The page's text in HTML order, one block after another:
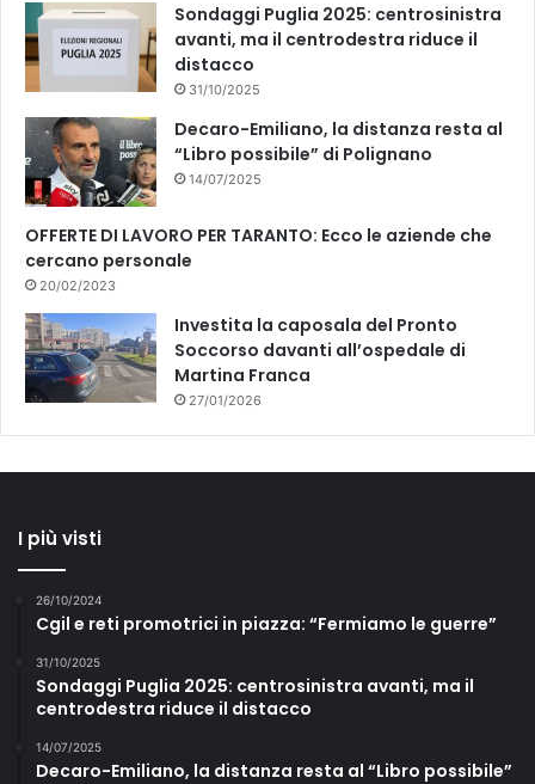
Sondaggi Puglia 2025: centrosinistra
avanti, ma il centrodestra riduce il
distacco
31/10/2025
Decaro-Emiliano, la distanza resta al
“Libro possibile” di Polignano
14/07/2025
OFFERTE DI LAVORO PER TARANTO: Ecco le aziende che
cercano personale
20/02/2023
Investita la caposala del Pronto
Soccorso davanti all’ospedale di
Martina Franca
27/01/2026
I più visti
26/10/2024
Cgil e reti promotrici in piazza: “Fermiamo le guerre”
31/10/2025
Sondaggi Puglia 2025: centrosinistra avanti, ma il
centrodestra riduce il distacco
14/07/2025
Decaro-Emiliano, la distanza resta al “Libro possibile”